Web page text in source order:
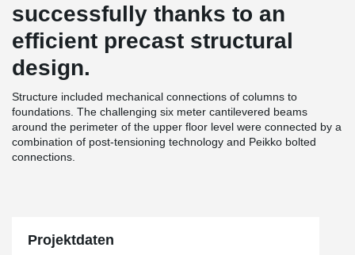
successfully thanks to an
efficient precast structural
design.
Structure included mechanical connections of columns to
foundations. The challenging six meter cantilevered beams
around the perimeter of the upper floor level were connected by a
combination of post-tensioning technology and Peikko bolted
connections.
Projektdaten